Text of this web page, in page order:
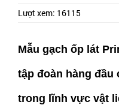
Lượt xem: 16115
Mẫu gạch ốp lát
tập đoàn hàng đầu
trong lĩnh vực vật